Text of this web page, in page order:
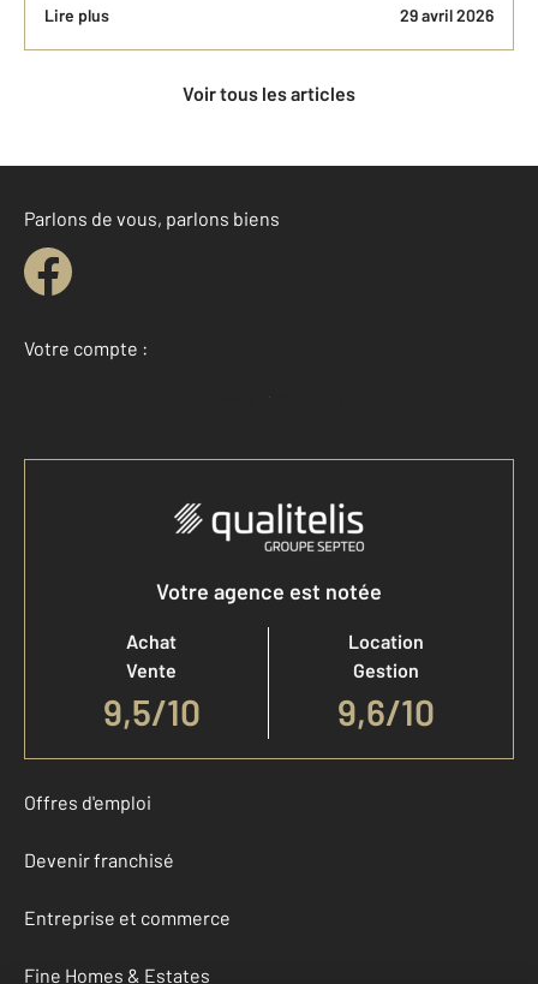
Lire plus 29 avril 2026
Voir tous les articles
Parlons de vous, parlons biens
Votre compte :
Accéder à mon compte
Votre agence est notée
Achat
Vente
9,5/10
Location
Gestion
9,6/10
Offres d'emploi
Devenir franchisé
Entreprise et commerce
Fine Homes & Estates